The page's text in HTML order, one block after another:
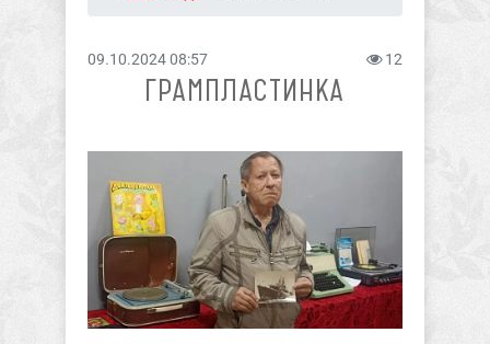
09.10.2024 08:57 12
ГРАМПЛАСТИНКА